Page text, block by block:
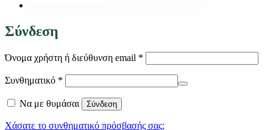
Σύνδεση
Όνομα χρήστη ή διεύθυνση email *
Συνθηματικό *
Να με θυμάσαι Σύνδεση
Χάσατε το συνθηματικό πρόσβασής σας;